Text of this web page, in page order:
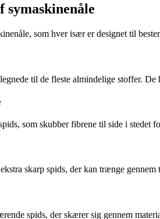
symaskinenåle
som hver især er designet til
til de fleste almindelige stoffer.
som skubber fibrene til side i
skarp spids, der kan trænge
spids, der skærer sig gennem